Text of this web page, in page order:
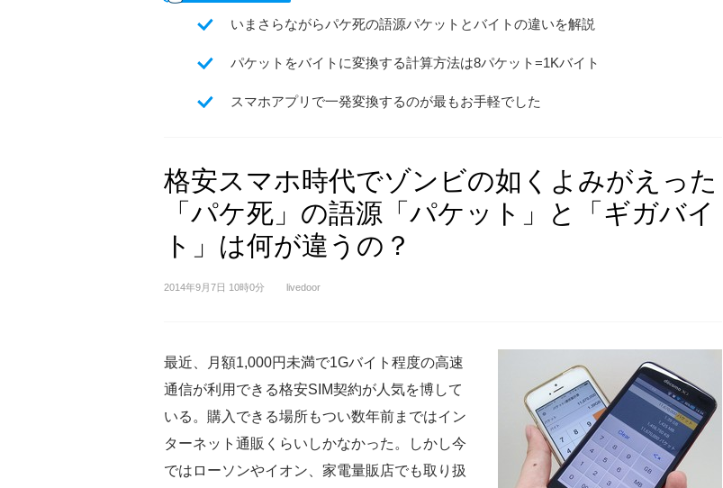
いまさらながらパケ死の語源パケットとバイトの違いを解説
パケットをバイトに変換する計算方法は8パケット=1Kバイト
スマホアプリで一発変換するのが最もお手軽でした
格安スマホ時代でゾンビの如くよみがえった
「パケ死」の語源「パケット」と「ギガバイ
ト」は何が違うの？
2014年9月7日 10時0分 livedoor
最近、月額1,000円未満で1Gバイト程度の高速
通信が利用できる格安SIM契約が人気を博して
いる。購入できる場所もつい数年前まではイン
ターネット通販くらいしかなかった。しかし今
ではローソンやイオン、家電量販店でも取り扱